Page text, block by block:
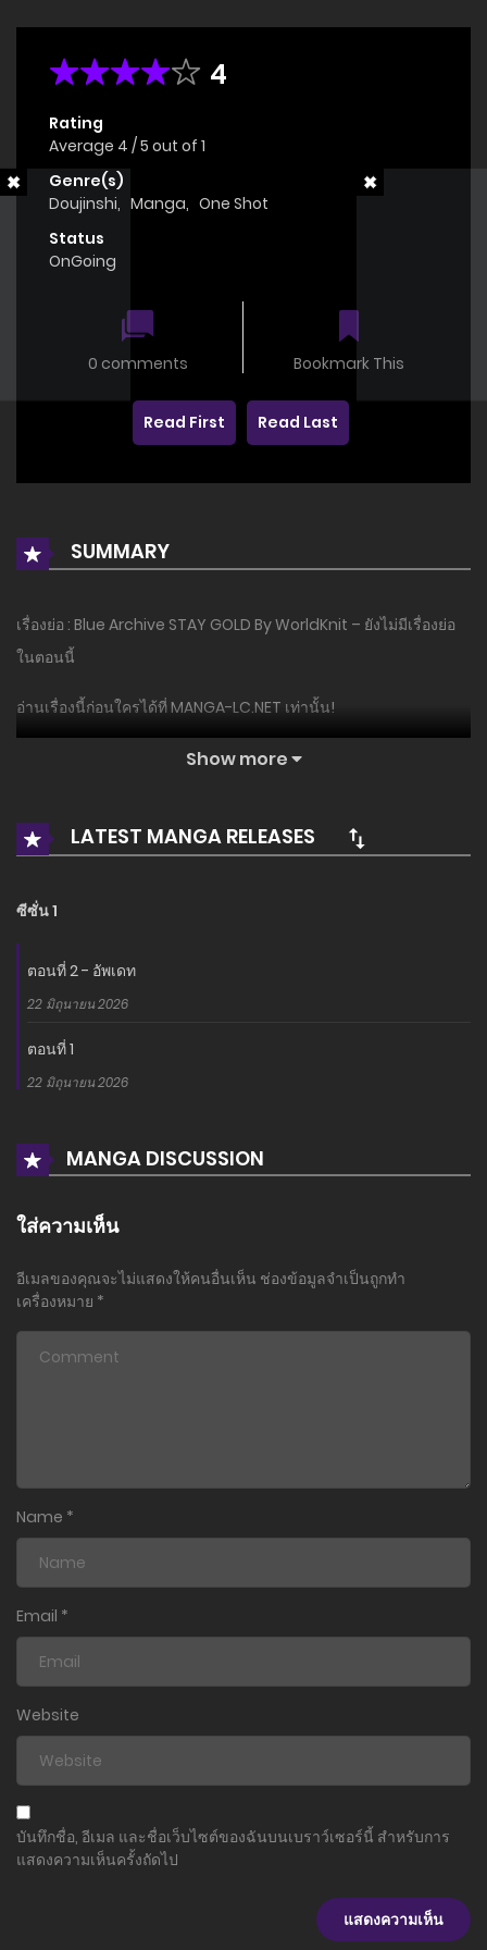
4
Rating
Average 4 /5 out of 1
Genre(s)
Doujinshi, Manga, One Shot
Status
OnGoing
0 comments Bookmark This
Read First Read Last
SUMMARY
เรื่องย่อ : Blue Archive STAY GOLD By WorldKnit – ยังไม่มีเรื่องย่อ
ในตอนนี้
อ่านเรื่องนี้ก่อนใครได้ที่ MANGA-LC.NET เท่านั้น!
Show more
LATEST MANGA RELEASES
ซีซั่น 1
ตอนที่ 2 - อัพเดท
22 มิถุนายน 2026
ตอนที่ 1
22 มิถุนายน 2026
MANGA DISCUSSION
ใส่ความเห็น
อีเมลของคุณจะไม่แสดงให้คนอื่นเห็น ช่องข้อมูลจำเป็นถูกทำ
เครื่องหมาย *
Name *
Email *
Website
บันทึกชื่อ, อีเมล และชื่อเว็บไซต์ของฉันบนเบราว์เซอร์นี้ สำหรับการ
แสดงความเห็นครั้งถัดไป